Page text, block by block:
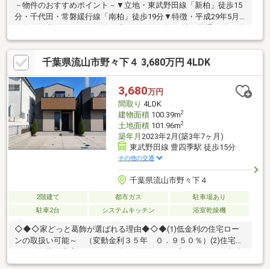
－物件のおすすめポイント－▼立地・東武野田線「新柏」徒歩15
分・千代田・常磐緩行線「南柏」徒歩19分▼特徴・平成29年5月
室約6帖と一体利用も可能・各階にトイレ有・浴室は1616サイ
ズ・南東向きバルコニー付・お庭有▼設備・床暖房(キッチン・1F
洋室)・食洗機／浄水器・浴室換気乾燥機▼周辺環境・柏市立柏第
八小学校 徒歩10分(約780m)・日立台第一公園 徒歩5分(約330m)■
ご希望の住まい探しをお手伝いします ━━━━━・・・物件の詳
細・ご相談はお気軽にお問い合わせください。
千葉県流山市野々下４ 3,680万円 4LDK
3,680万円
間取り 4LDK
建物面積100.39m2
土地面積101.96m2
築年月 2023年2月(築3年7ヶ月)
東武野田線 豊四季駅 徒歩15分
その他の交通
千葉県流山市野々下４
2階建て 都市ガス
駐車場あり
駐車2台
システムキッチン 浴室乾燥機
◇◆◇家どっと葛飾が選ばれる理由◆◇◆(1)低金利の住宅ロー
ンの取扱い可能～ （変動金利３５年 ０．９５０％）(2)住宅ロ
ーンの知識が豊富でローンに強い～(3)ライフプランナーとの打合
せが出来る～（無料）～【今のお客様のご状況をお聞かせくださ